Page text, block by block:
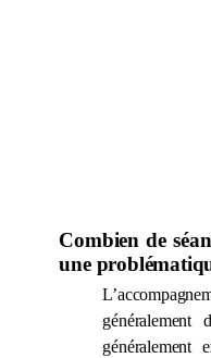
Combien de
une
généralement
généralement